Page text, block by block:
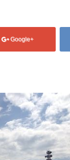
Google+